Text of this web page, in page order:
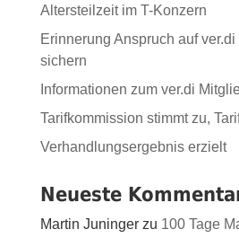
Altersteilzeit im T-Konzern
Erinnerung Anspruch auf
sichern
Informationen zum ver.di
Tarifkommission stimmt zu,
Verhandlungsergebnis erzielt
Neueste
Martin Juningerzu 100 Tage